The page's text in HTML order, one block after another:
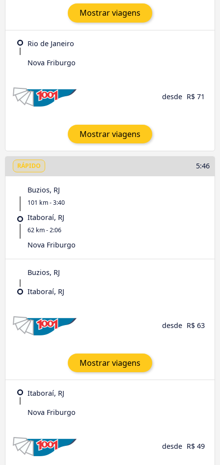
Mostrar viagens
Rio de Janeiro
Nova Friburgo
desde R$ 71
Mostrar viagens
RÁPIDO 5:46
Buzios, RJ
101 km - 3:40
Itaboraí, RJ
62 km - 2:06
Nova Friburgo
Buzios, RJ
Itaboraí, RJ
desde R$ 63
Mostrar viagens
Itaboraí, RJ
Nova Friburgo
desde R$ 49